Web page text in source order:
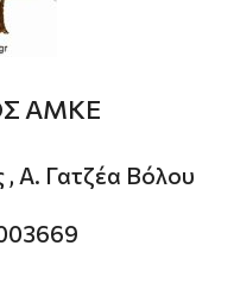
ΑΜΚΕ
, Α. Γατζέα Βόλου